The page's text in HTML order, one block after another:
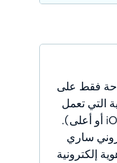
فقط على
التي تعمل
بنظام أندرويد 7 أو أعلى، أو iOS 13 أو أعلى).
ساري
إلكترونية